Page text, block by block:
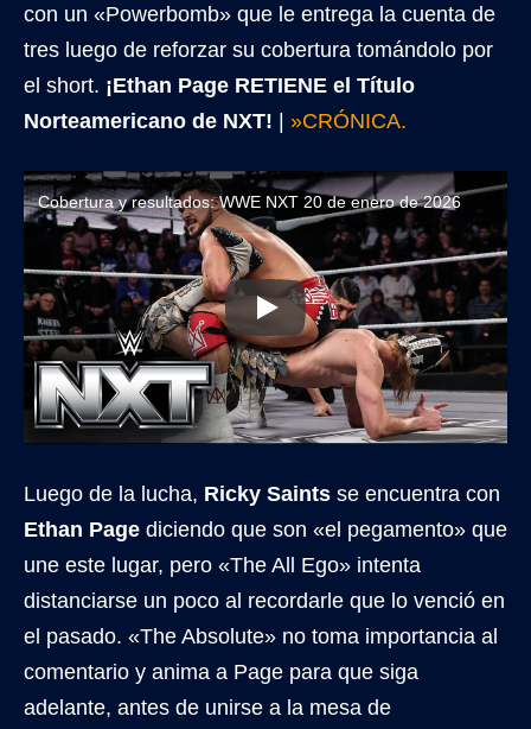
con un «Powerbomb» que le entrega la cuenta de
tres luego de reforzar su cobertura tomándolo por
el short. ¡Ethan Page RETIENE el Título
Norteamericano de NXT!
»CRÓNICA.
Cobertura y resultados: WWE NXT 20 de enero de 2026
Luego de la lucha, Ricky Saints se encuentra con
Ethan Page diciendo que son «el pegamento» que
une este lugar, pero «The All Ego» intenta
distanciarse un poco al recordarle que lo venció en
el pasado. «The Absolute» no toma importancia al
comentario y anima a Page para que siga
adelante, antes de unirse a la mesa de